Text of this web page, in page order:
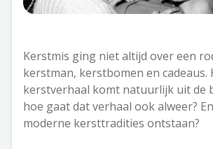
Kerstmis ging niet altijd over een
kerstman, kerstbomen en cadeaus.
kerstverhaal komt natuurlijk uit de
hoe gaat dat verhaal ook alweer?
moderne kersttradities ontstaan?